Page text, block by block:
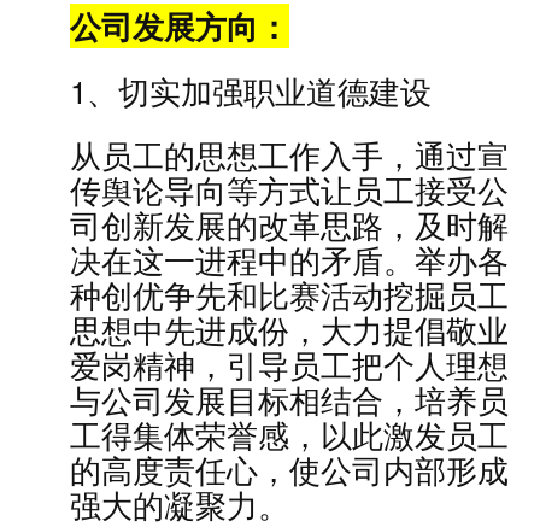
公司发展方向：
1、切实加强职业道德建设
从员工的思想工作入手，通过宣
传舆论导向等方式让员工接受公
司创新发展的改革思路，及时解
决在这一进程中的矛盾。举办各
种创优争先和比赛活动挖掘员工
思想中先进成份，大力提倡敬业
爱岗精神，引导员工把个人理想
与公司发展目标相结合，培养员
工得集体荣誉感，以此激发员工
的高度责任心，使公司内部形成
强大的凝聚力。